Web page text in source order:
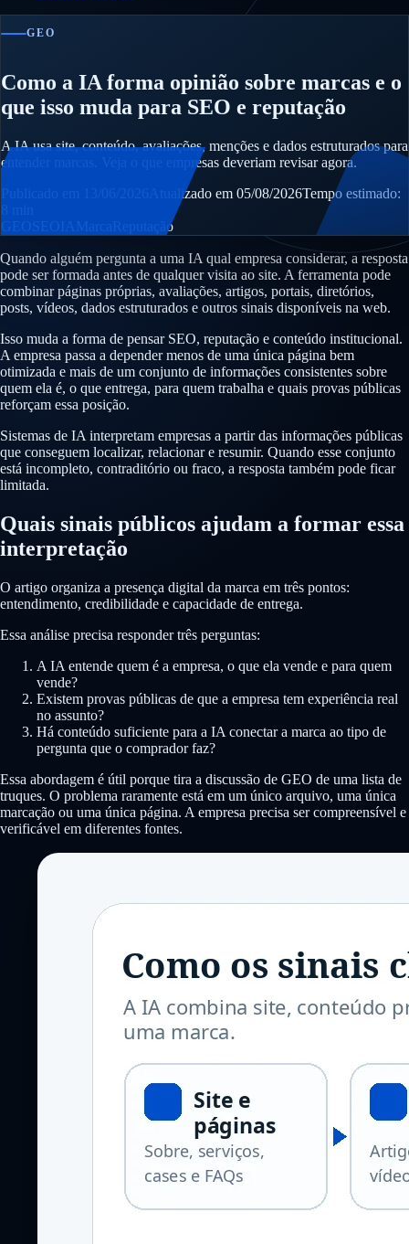
GEO
Como a IA forma opinião sobre marcas e o
que isso muda para SEO e reputação
A IA usa site, conteúdo, avaliações, menções e dados estruturados para
entender marcas. Veja o que empresas deveriam revisar agora.
Atualizado em 05/08/2026Tempo estimado:
Reputação
Quando alguém pergunta a uma IA qual empresa considerar, a resposta
pode ser formada antes de qualquer visita ao site. A ferramenta pode
combinar páginas próprias, avaliações, artigos, portais, diretórios,
posts, vídeos, dados estruturados e outros sinais disponíveis na web.
Isso muda a forma de pensar SEO, reputação e conteúdo institucional.
A empresa passa a depender menos de uma única página bem
otimizada e mais de um conjunto de informações consistentes sobre
quem ela é, o que entrega, para quem trabalha e quais provas públicas
reforçam essa posição.
Sistemas de IA interpretam empresas a partir das informações públicas
que conseguem localizar, relacionar e resumir. Quando esse conjunto
está incompleto, contraditório ou fraco, a resposta também pode ficar
limitada.
Quais sinais públicos ajudam a formar essa
interpretação
O artigo organiza a presença digital da marca em três pontos:
entendimento, credibilidade e capacidade de entrega.
Essa análise precisa responder três perguntas:
A IA entende quem é a empresa, o que ela vende e para quem
vende?
Existem provas públicas de que a empresa tem experiência real
no assunto?
Há conteúdo suficiente para a IA conectar a marca ao tipo de
pergunta que o comprador faz?
Essa abordagem é útil porque tira a discussão de GEO de uma lista de
truques. O problema raramente está em um único arquivo, uma única
marcação ou uma única página. A empresa precisa ser compreensível e
verificável em diferentes fontes.